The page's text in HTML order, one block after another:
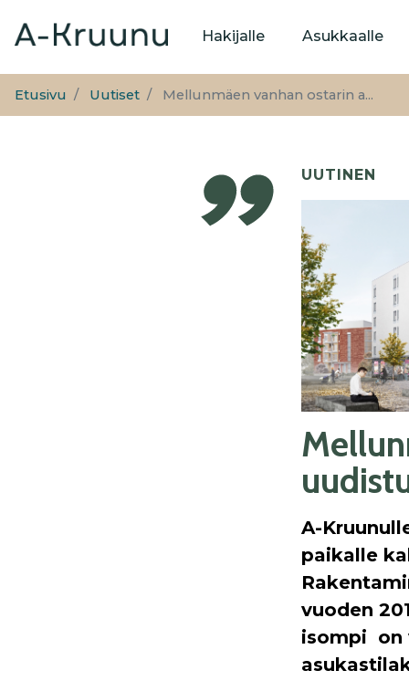
Päävalikko
Hakijalle Asukkaalle
Etusivu Uutiset Mellunmäen vanhan ostarin a...
UUTINEN
A-
paikalle
vuoden
isompi on